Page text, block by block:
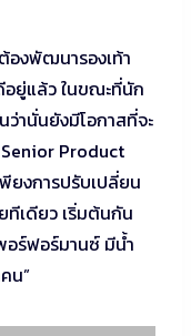
องพัฒนารองเท้า
อยู่แล้ว ในขณะที่นัก
านั่นยังมีโอกาสที่จะ
Product
ยงการปรับเปลี่ยน
เดียว เริ่มต้นกัน
อร์ฟอร์มานซ์ มีน้ำ
น”